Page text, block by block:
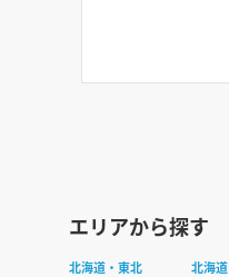
エリアから探す
北海道・東北 北海道